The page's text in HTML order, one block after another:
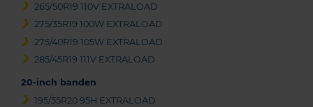
265/50R19 110V EXTRALOAD
275/35R19 100W EXTRALOAD
275/40R19 105W EXTRALOAD
285/45R19 111V EXTRALOAD
20-inch banden
195/55R20 95H EXTRALOAD